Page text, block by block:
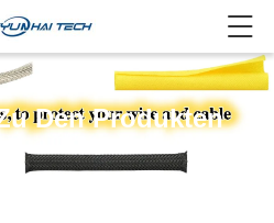
Den Produkten